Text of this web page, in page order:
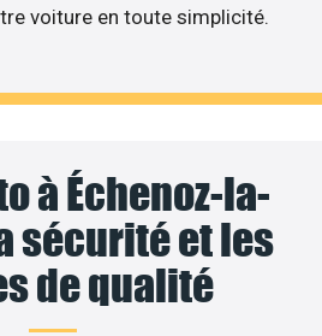
voiture en toute simplicité.
à Échenoz-la-
sécurité et les
de qualité